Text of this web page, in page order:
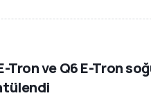
Tron ve Q6 E-Tron